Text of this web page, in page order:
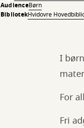
AudienceBørn
BibliotekHvidovre
I
For
Fri